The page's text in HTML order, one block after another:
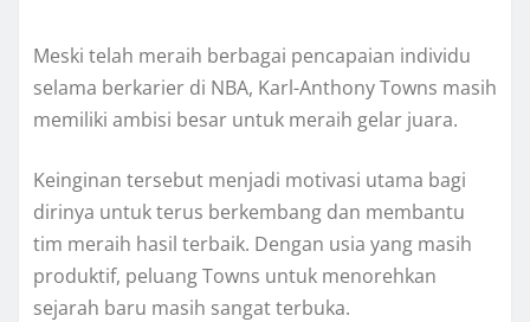
Meski telah meraih berbagai pencapaian individu
selama berkarier di NBA, Karl-Anthony Towns masih
memiliki ambisi besar untuk meraih gelar juara.
Keinginan tersebut menjadi motivasi utama bagi
dirinya untuk terus berkembang dan membantu
tim meraih hasil terbaik. Dengan usia yang masih
produktif, peluang Towns untuk menorehkan
sejarah baru masih sangat terbuka.